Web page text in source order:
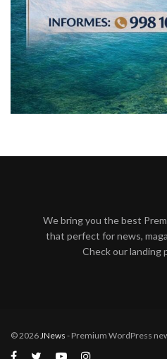
We bring you the best
that perfect for news,
Check our landing
© 2026JNews - Premium WordPress